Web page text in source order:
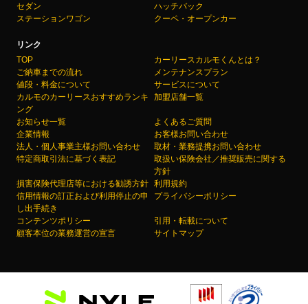
セダン
ハッチバック
ステーションワゴン
クーペ・オープンカー
リンク
TOP
カーリースカルモくんとは？
ご納車までの流れ
メンテナンスプラン
値段・料金について
サービスについて
カルモのカーリースおすすめランキ
ング
加盟店舗一覧
お知らせ一覧
よくあるご質問
企業情報
お客様お問い合わせ
法人・個人事業主様お問い合わせ
取材・業務提携お問い合わせ
特定商取引法に基づく表記
取扱い保険会社／推奨販売に関する
方針
損害保険代理店等における勧誘方針 利用規約
信用情報の訂正および利用停止の申
し出手続き
プライバシーポリシー
コンテンツポリシー
引用・転載について
顧客本位の業務運営の宣言
サイトマップ